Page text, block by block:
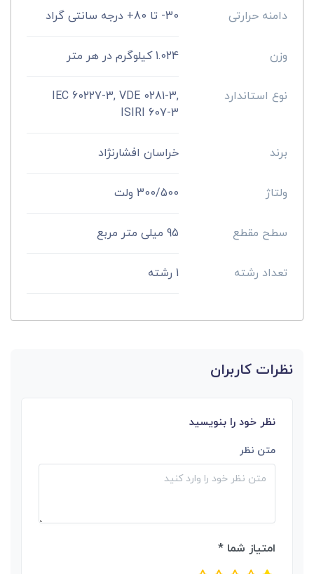
دامنه حرارتی 30- تا 80+ درجه سانتی گراد
وزن 1.024 کیلوگرم در هر متر
نوع استاندارد
IEC 60227-3, VDE 0281-3,
ISIRI 607-3
برند خراسان افشارنژاد
ولتاژ 300/500 ولت
سطح مقطع 95 میلی متر مربع
تعداد رشته 1 رشته
نظرات کاربران
نظر خود را بنویسید
متن نظر
امتیاز شما *